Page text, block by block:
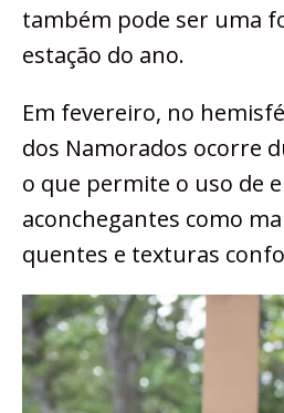
também pode ser uma
estação do ano.
Em fevereiro, no
dos Namorados ocorre
o que permite o uso de
aconchegantes como
quentes e texturas